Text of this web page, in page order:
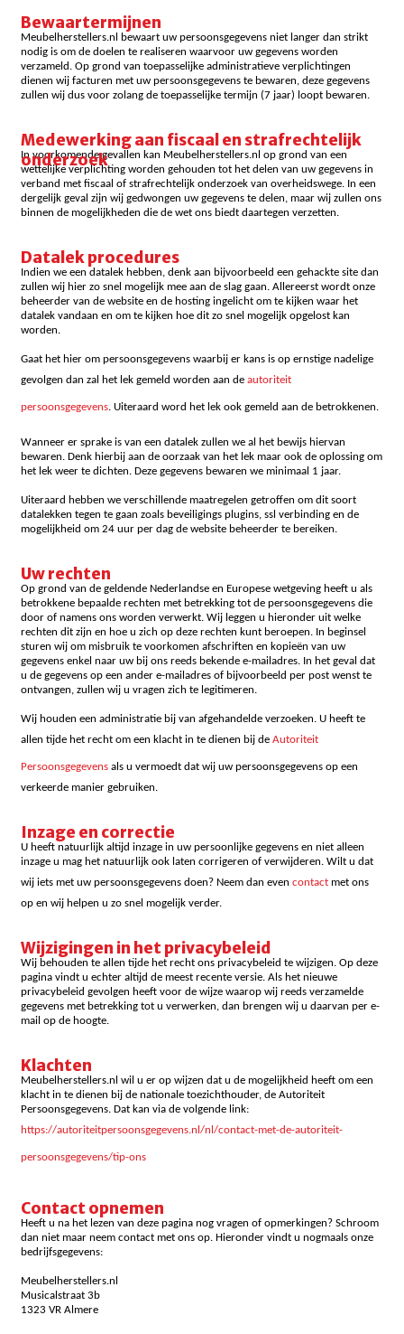
Bewaartermijnen
Meubelherstellers.nl bewaart uw persoonsgegevens niet langer dan strikt
nodig is om de doelen te realiseren waarvoor uw gegevens worden
verzameld. Op grond van toepasselijke administratieve verplichtingen
dienen wij facturen met uw persoonsgegevens te bewaren, deze gegevens
zullen wij dus voor zolang de toepasselijke termijn (7 jaar) loopt bewaren.
Medewerking aan fiscaal en strafrechtelijk
onderzoek
In voorkomende gevallen kan Meubelherstellers.nl op grond van een
wettelijke verplichting worden gehouden tot het delen van uw gegevens in
verband met fiscaal of strafrechtelijk onderzoek van overheidswege. In een
dergelijk geval zijn wij gedwongen uw gegevens te delen, maar wij zullen ons
binnen de mogelijkheden die de wet ons biedt daartegen verzetten.
Datalek procedures
Indien we een datalek hebben, denk aan bijvoorbeeld een gehackte site dan
zullen wij hier zo snel mogelijk mee aan de slag gaan. Allereerst wordt onze
beheerder van de website en de hosting ingelicht om te kijken waar het
datalek vandaan en om te kijken hoe dit zo snel mogelijk opgelost kan
worden.
Gaat het hier om persoonsgegevens waarbij er kans is op ernstige nadelige
gevolgen dan zal het lek gemeld worden aan de autoriteit
persoonsgegevens. Uiteraard word het lek ook gemeld aan de betrokkenen.
Wanneer er sprake is van een datalek zullen we al het bewijs hiervan
bewaren. Denk hierbij aan de oorzaak van het lek maar ook de oplossing om
het lek weer te dichten. Deze gegevens bewaren we minimaal 1 jaar.
Uiteraard hebben we verschillende maatregelen getroffen om dit soort
datalekken tegen te gaan zoals beveiligings plugins, ssl verbinding en de
mogelijkheid om 24 uur per dag de website beheerder te bereiken.
Uw rechten
Op grond van de geldende Nederlandse en Europese wetgeving heeft u als
betrokkene bepaalde rechten met betrekking tot de persoonsgegevens die
door of namens ons worden verwerkt. Wij leggen u hieronder uit welke
rechten dit zijn en hoe u zich op deze rechten kunt beroepen. In beginsel
sturen wij om misbruik te voorkomen afschriften en kopieën van uw
gegevens enkel naar uw bij ons reeds bekende e-mailadres. In het geval dat
u de gegevens op een ander e-mailadres of bijvoorbeeld per post wenst te
ontvangen, zullen wij u vragen zich te legitimeren.
Wij houden een administratie bij van afgehandelde verzoeken. U heeft te
allen tijde het recht om een klacht in te dienen bij de Autoriteit
Persoonsgegevens als u vermoedt dat wij uw persoonsgegevens op een
verkeerde manier gebruiken.
Inzage en correctie
U heeft natuurlijk altijd inzage in uw persoonlijke gegevens en niet alleen
inzage u mag het natuurlijk ook laten corrigeren of verwijderen. Wilt u dat
wij iets met uw persoonsgegevens doen? Neem dan even contact met ons
op en wij helpen u zo snel mogelijk verder.
Wijzigingen in het privacybeleid
Wij behouden te allen tijde het recht ons privacybeleid te wijzigen. Op deze
pagina vindt u echter altijd de meest recente versie. Als het nieuwe
privacybeleid gevolgen heeft voor de wijze waarop wij reeds verzamelde
gegevens met betrekking tot u verwerken, dan brengen wij u daarvan per e-
mail op de hoogte.
Klachten
Meubelherstellers.nl wil u er op wijzen dat u de mogelijkheid heeft om een
klacht in te dienen bij de nationale toezichthouder, de Autoriteit
Persoonsgegevens. Dat kan via de volgende link:
https://autoriteitpersoonsgegevens.nl/nl/contact-met-de-autoriteit-
persoonsgegevens/tip-ons
Contact opnemen
Heeft u na het lezen van deze pagina nog vragen of opmerkingen? Schroom
dan niet maar neem contact met ons op. Hieronder vindt u nogmaals onze
bedrijfsgegevens:
Meubelherstellers.nl
Musicalstraat 3b
1323 VR Almere